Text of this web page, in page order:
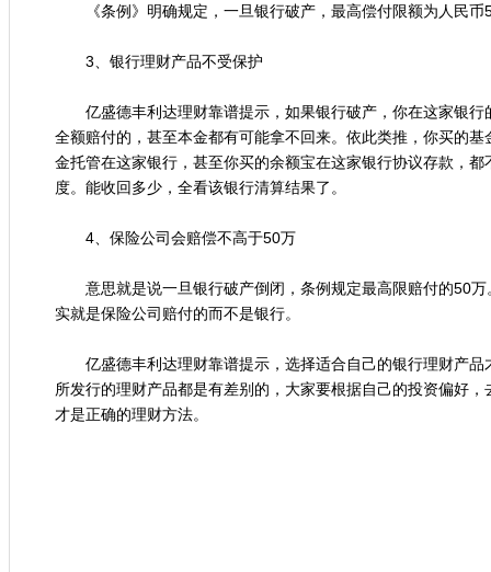
《条例》明确规定，一旦银行破产，最高偿付限额为人民币
3、银行理财产品不受保护
亿盛德丰利达理财靠谱提示，如果银行破产，你在这家银行
全额赔付的，甚至本金都有可能拿不回来。依此类推，你买的
金托管在这家银行，甚至你买的余额宝在这家银行协议存款，
度。能收回多少，全看该银行清算结果了。
4、保险公司会赔偿不高于50万
意思就是说一旦银行破产倒闭，条例规定最高限赔付的50万
实就是保险公司赔付的而不是银行。
亿盛德丰利达理财靠谱提示，选择适合自己的银行理财产品
所发行的理财产品都是有差别的，大家要根据自己的投资偏好
才是正确的理财方法。